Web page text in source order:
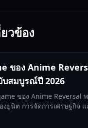
วข้อง
ของ Anime
สมบูรณ์ปี 2026
ของ Anime Reversal
งยูนิต การจัดการเศรษฐกิจ